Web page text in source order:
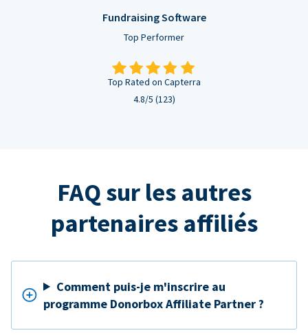
Fundraising Software
Top Performer
Top Rated on Capterra
4.8/5 (123)
FAQ sur les autres
partenaires affiliés
Comment puis-je m'inscrire au
programme Donorbox Affiliate Partner ?